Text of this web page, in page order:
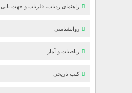
راهنمای ردیاب، فلزیاب و جهت یابی
روانشناسی
ریاضیات و آمار
کتب تاریخی